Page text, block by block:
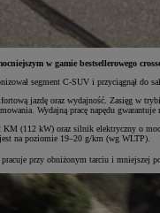
w gamie bestsellerowego
segment C-SUV i przyciągnął do
jazdę oraz wydajność. Zasięg w
Wydajną pracę napędu
(112 kW) oraz silnik elektryczny o
jest na poziomie 19–20 g/km (wg WLTP).
przy obniżonym tarciu i